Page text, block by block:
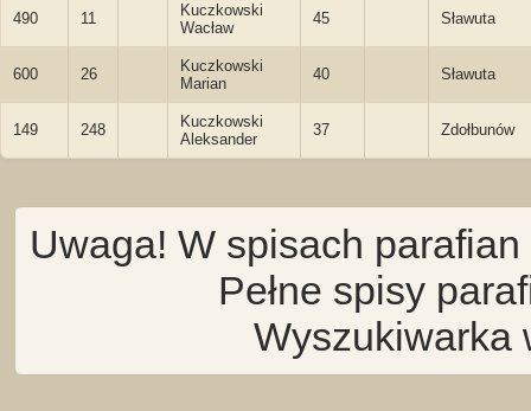
490 11
Kuczkowski
Wacław
45 Sławuta
600 26
Kuczkowski
Marian
40 Sławuta
149 248
Kuczkowski
Aleksander
37 Zdołbunów
Uwaga! W spisach
Pełne spisy
Wyszukiwarka